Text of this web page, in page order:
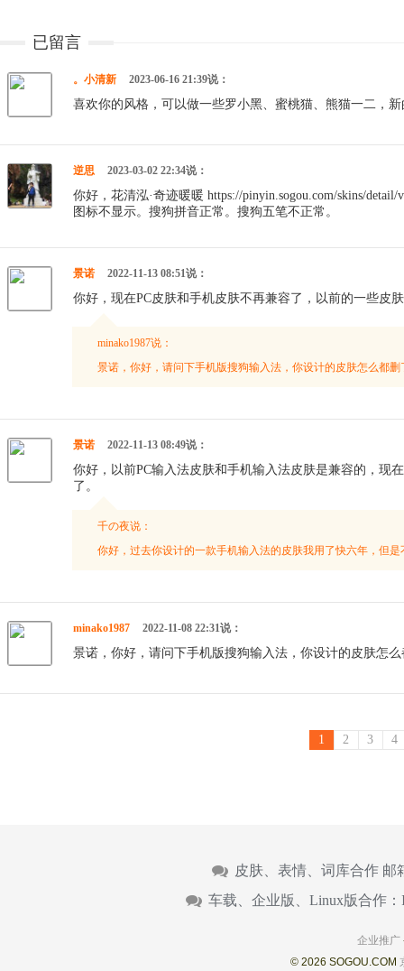
已留言
。小清新 2023-06-16 21:39说：
喜欢你的风格，可以做一些罗小黑、蜜桃猫、熊猫一二，
逆思 2023-03-02 22:34说：
你好，花清泓·奇迹暖暖 https://pinyin.sogou.com/skins/
图标不显示。搜狗拼音正常。搜狗五笔不正常。
景诺 2022-11-13 08:51说：
你好，现在PC皮肤和手机皮肤不再兼容了，以前的一些皮
minako1987说：
景诺，你好，请问下手机版搜狗输入法，你设计的皮肤怎么都删
景诺 2022-11-13 08:49说：
你好，以前PC输入法皮肤和手机输入法皮肤是兼容的，现
了。
千の夜说：
你好，过去你设计的一款手机输入法的皮肤我用了快六年，但
minako1987 2022-11-08 22:31说：
景诺，你好，请问下手机版搜狗输入法，你设计的皮肤怎
1 2 3 4
皮肤、表情、词库合作 邮
车载、企业版、Linux版合作：
企业推广
© 2026 SOGOU.COM